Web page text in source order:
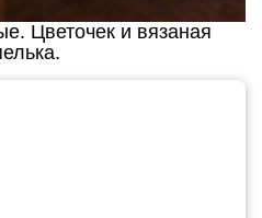
Цветочек и вязаная